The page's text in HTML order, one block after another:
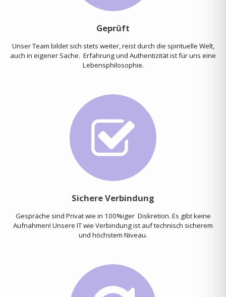
Geprüft
Unser Team bildet sich stets weiter, reist durch die spirituelle Welt,
auch in eigener Sache. Erfahrung und Authentizität ist für uns eine
Lebensphilosophie.
Sichere Verbindung
Gespräche sind Privat wie in 100%iger Diskretion. Es gibt keine
Aufnahmen! Unsere IT wie Verbindung ist auf technisch sicherem
und höchstem Niveau.